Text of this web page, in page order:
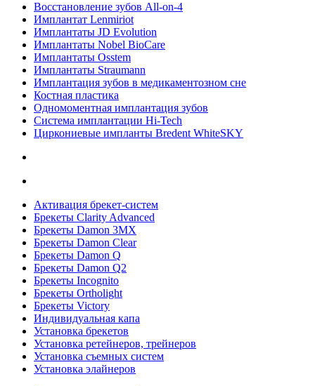
Восстановление зубов All‑on‑4
Имплантат Lenmiriot
Имплантаты JD Evolution
Имплантаты Nobel BioСare
Имплантаты Osstem
Имплантаты Straumann
Имплантация зубов в медикаментозном сне
Костная пластика
Одномоментная имплантация зубов
Система имплантации Hi-Tech
Циркониевые импланты Bredent WhiteSKY
Активация брекет-систем
Брекеты Clarity Advanced
Брекеты Damon 3MX
Брекеты Damon Clear
Брекеты Damon Q
Брекеты Damon Q2
Брекеты Incognito
Брекеты Ortholight
Брекеты Victory
Индивидуальная капа
Установка брекетов
Установка ретейнеров, трейнеров
Установка съемных систем
Установка элайнеров